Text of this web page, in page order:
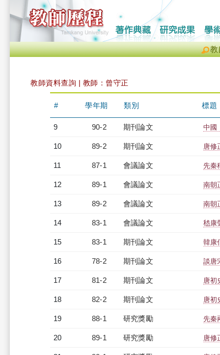
教
教師資料查詢 | 教師：曾守正
# 學年期 類別 標題
9 90-2 期刊論文 中國
10 89-2 期刊論文 唐修
11 87-1 會議論文 先秦
12 89-1 會議論文 南朝
13 89-2 會議論文 南朝
14 83-1 會議論文 嵇康
15 83-1 期刊論文 韓康
16 78-2 期刊論文 談唐
17 81-2 期刊論文 唐初
18 82-2 期刊論文 唐初
19 88-1 研究獎勵 先秦
20 89-1 研究獎勵 唐修